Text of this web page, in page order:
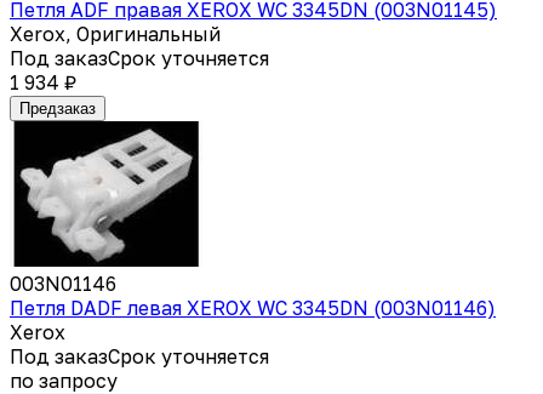
Петля ADF правая XEROX WC 3345DN (003N01145)
Xerox, Оригинальный
Под заказСрок уточняется
1 934 ₽
Предзаказ
003N01146
Петля DADF левая XEROX WC 3345DN (003N01146)
Xerox
Под заказСрок уточняется
по запросу